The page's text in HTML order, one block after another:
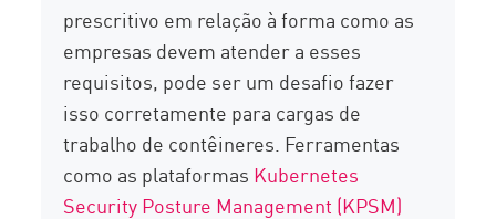
prescritivo em relação à forma como as
empresas devem atender a esses
requisitos, pode ser um desafio fazer
isso corretamente para cargas de
trabalho de contêineres. Ferramentas
como as plataformas Kubernetes
Security Posture Management (KPSM)